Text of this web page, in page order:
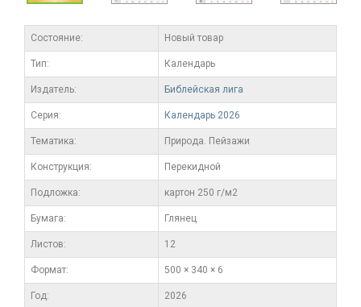
Состояние: Новый товар
Тип: Календарь
Издатель: Библейская лига
Серия: Календарь 2026
Тематика: Природа. Пейзажи
Конструкция: Перекидной
Подложка: картон 250 г/м2
Бумага: Глянец
Листов: 12
Формат: 500 × 340 × 6
Год: 2026